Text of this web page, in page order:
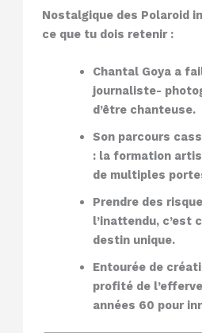
Nostalgique des Polaroid
ce que tu dois retenir :
Chantal Goya a
journaliste-
d’être chanteuse.
Son parcours
: la formation
de multiples
Prendre des
l’inattendu, c’est
destin unique.
Entourée de
profité de
années 60 pour